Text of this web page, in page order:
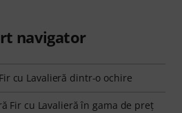
navigator
cu Lavalieră dintr-o ochire
Fir cu Lavalieră în gama de preţ